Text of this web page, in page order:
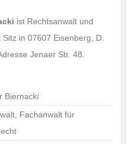
ist Rechtsanwalt und
in 07607 Eisenberg, D.
Jenaer Str. 48.
Biernacki
Fachanwalt für